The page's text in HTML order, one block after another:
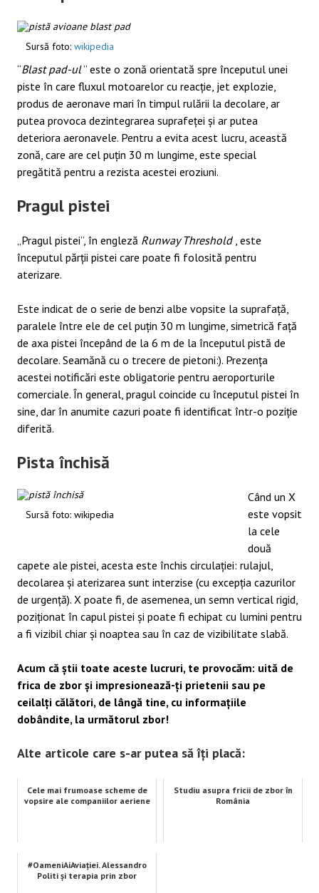
Sursă foto: wikipedia
“Blast pad-ul” este o zonă orientată spre începutul unei
piste în care fluxul motoarelor cu reacție, jet explozie,
produs de aeronave mari în timpul rulării la decolare, ar
putea provoca dezintegrarea suprafeței și ar putea
deteriora aeronavele. Pentru a evita acest lucru, această
zonă, care are cel puțin 30 m lungime, este special
pregătită pentru a rezista acestei eroziuni.
Pragul pistei
„Pragul pistei”, în engleză Runway Threshold, este
începutul părții pistei care poate fi folosită pentru
aterizare.
Este indicat de o serie de benzi albe vopsite la suprafață,
paralele între ele de cel puțin 30 m lungime, simetrică față
de axa pistei începând de la 6 m de la începutul pistă de
decolare. Seamănă cu o trecere de pietoni:). Prezența
acestei notificări este obligatorie pentru aeroporturile
comerciale. În general, pragul coincide cu începutul pistei în
sine, dar în anumite cazuri poate fi identificat într-o poziție
diferită.
Pista închisă
Sursă foto: wikipedia
Când un X
este vopsit
la cele
două
capete ale pistei, acesta este închis circulației: rulajul,
decolarea și aterizarea sunt interzise (cu excepția cazurilor
de urgență). X poate fi, de asemenea, un semn vertical rigid,
poziționat în capul pistei și poate fi echipat cu lumini pentru
a fi vizibil chiar și noaptea sau în caz de vizibilitate slabă.
Acum că știi toate aceste lucruri, te provocăm: uită de
frica de zbor și impresionează-ți prietenii sau pe
ceilalți călători, de lângă tine, cu informațiile
dobândite, la următorul zbor!
Alte articole care s-ar putea să îți placă:
Cele mai frumoase scheme de
vopsire ale companiilor aeriene
Studiu asupra fricii de zbor în
România
#OameniAiAviației. Alessandro
Politi și terapia prin zbor